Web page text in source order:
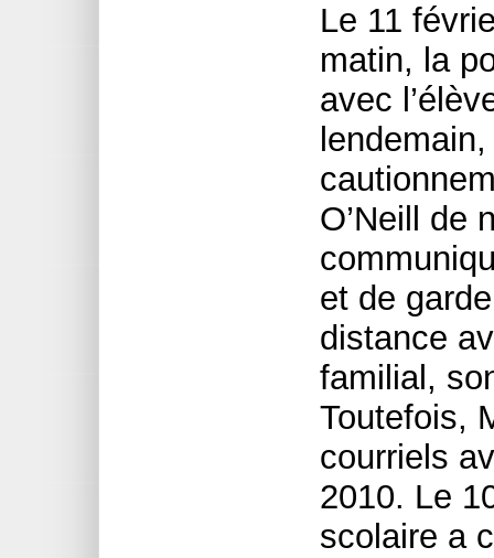
Le 11
matin, la
avec
O’Neill de
et de
distance
familial,
Toutefois,
courriels
2010. Le
scolaire a